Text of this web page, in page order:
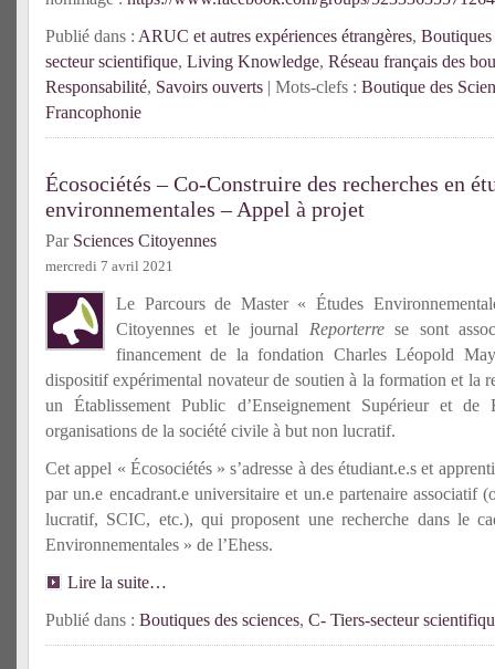
Publié dans : ARUC et autres expériences étrangères, Boutiques
secteur scientifique, Living Knowledge, Réseau français des
Responsabilité, Savoirs ouverts | Mots-clefs : Boutique des
Francophonie
Écosociétés – Co-Construire des recherches en
environnementales – Appel à projet
Par Sciences Citoyennes
mercredi 7 avril 2021
Le Parcours de Master « Études
Citoyennes et le journal Reporterrese sont
financement de la fondation Charles Léopold
dispositif expérimental novateur de soutien à la formation et la
un Établissement Public d’Enseignement Supérieur et de
organisations de la société civile à but non lucratif.
Cet appel « Écosociétés » s’adresse à des étudiant.e.s et
par un.e encadrant.e universitaire et un.e partenaire associatif
lucratif, SCIC, etc.), qui proposent une recherche dans le
Environnementales » de l’Ehess.
Lire la suite…
Publié dans : Boutiques des sciences, C- Tiers-secteur